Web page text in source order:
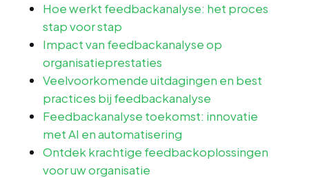
Hoe werkt feedbackanalyse: het proces
stap voor stap
Impact van feedbackanalyse op
organisatieprestaties
Veelvoorkomende uitdagingen en best
practices bij feedbackanalyse
Feedbackanalyse toekomst: innovatie
met AI en automatisering
Ontdek krachtige feedbackoplossingen
voor uw organisatie